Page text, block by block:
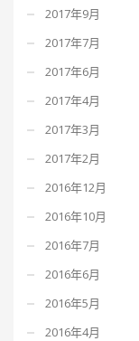
2017年9月
2017年7月
2017年6月
2017年4月
2017年3月
2017年2月
2016年12月
2016年10月
2016年7月
2016年6月
2016年5月
2016年4月